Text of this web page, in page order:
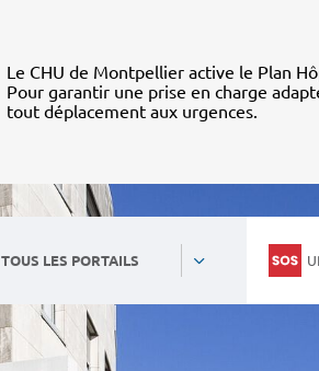
Le CHU de Montpellier active le Plan
Pour garantir une prise en charge
tout déplacement aux urgences.
TOUS LES PORTAILS